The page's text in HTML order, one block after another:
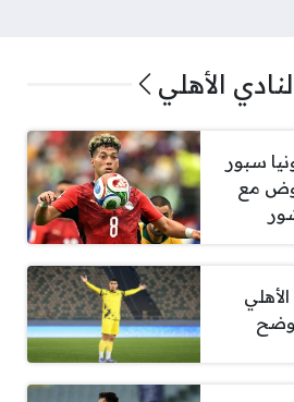
الأهلي
سبور
مع